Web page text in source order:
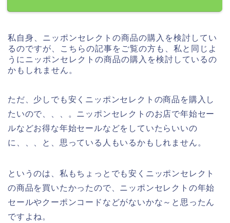
私自身、ニッポンセレクトの商品の購入を検討してい
るのですが、こちらの記事をご覧の方も、私と同じよ
うにニッポンセレクトの商品の購入を検討しているの
かもしれません。
ただ、少しでも安くニッポンセレクトの商品を購入し
たいので、、、。ニッポンセレクトのお店で年始セー
ルなどお得な年始セールなどをしていたらいいの
に、、、と、思っている人もいるかもしれません。
というのは、私もちょっとでも安くニッポンセレクト
の商品を買いたかったので、ニッポンセレクトの年始
セールやクーポンコードなどがないかな～と思ったん
ですよね。